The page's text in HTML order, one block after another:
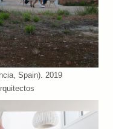
Spain). 2019